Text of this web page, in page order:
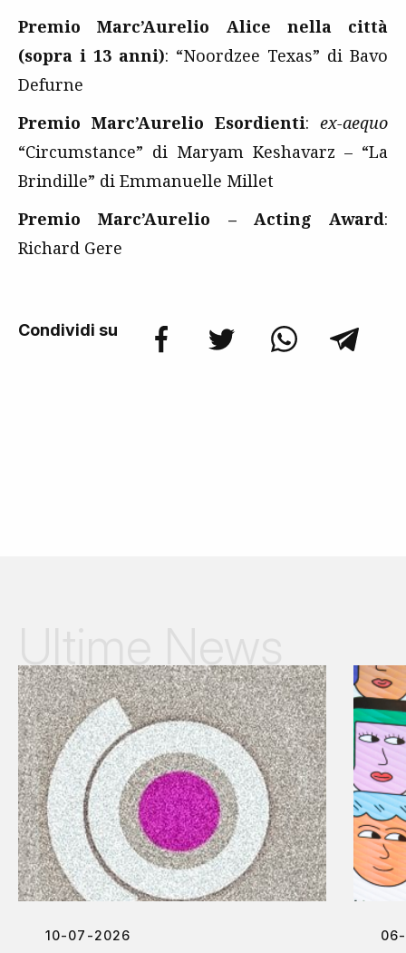
Premio Marc’Aurelio Alice nella città
(sopra i 13 anni): “Noordzee Texas” di Bavo
Defurne
Premio Marc’Aurelio Esordienti: ex-aequo
“Circumstance” di Maryam Keshavarz – “La
Brindille” di Emmanuelle Millet
Premio Marc’Aurelio – Acting Award:
Richard Gere
Condividi su
10-07-2026